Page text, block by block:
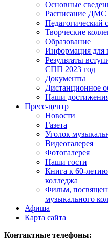
Основные
Расписание
Педагогический
Творческие
Образование
Информация для
Результаты
СПП 2023 год
Документы
Дистанционное
Наши
Пресс-центр
Новости
Газета
Уголок
Видеогалерея
Фотогалерея
Наши гости
Книга к 60-
колледжа
Фильм,
музыкального
Афиша
Карта сайта
Контактные телефоны: